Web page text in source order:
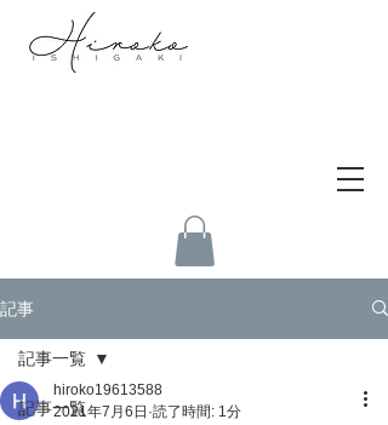
記事
記事一覧
記事一覧
hiroko19613588
2021年7月6日 読了時間: 1分